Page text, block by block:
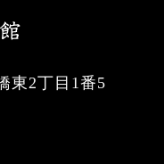
東2丁目1番5